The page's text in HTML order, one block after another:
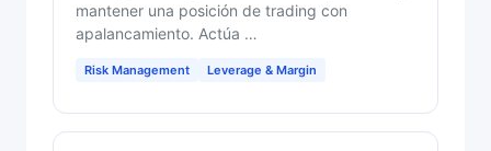
mantener una posición de trading con
apalancamiento. Actúa …
Risk Management Leverage & Margin